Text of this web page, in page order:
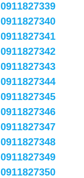
0911827339
0911827340
0911827341
0911827342
0911827343
0911827344
0911827345
0911827346
0911827347
0911827348
0911827349
0911827350